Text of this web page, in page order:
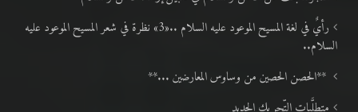
رأيٌ في لغة المسيح الموعود عليه السلام ..«3» نظرة في شعر المسيح الموعود عليه
السلام..
**الحصن الحصين من وساوس المعارضين ...**